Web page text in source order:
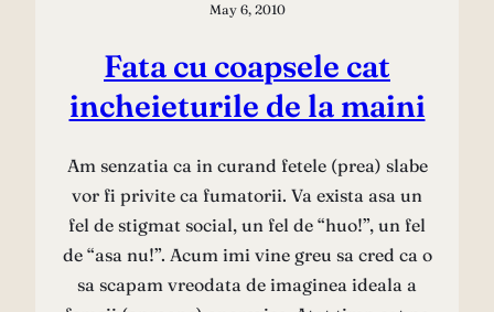
May 6, 2010
Fata cu coapsele cat
incheieturile de la maini
Am senzatia ca in curand fetele (prea) slabe
vor fi privite ca fumatorii. Va exista asa un
fel de stigmat social, un fel de “huo!”, un fel
de “asa nu!”. Acum imi vine greu sa cred ca o
sa scapam vreodata de imaginea ideala a